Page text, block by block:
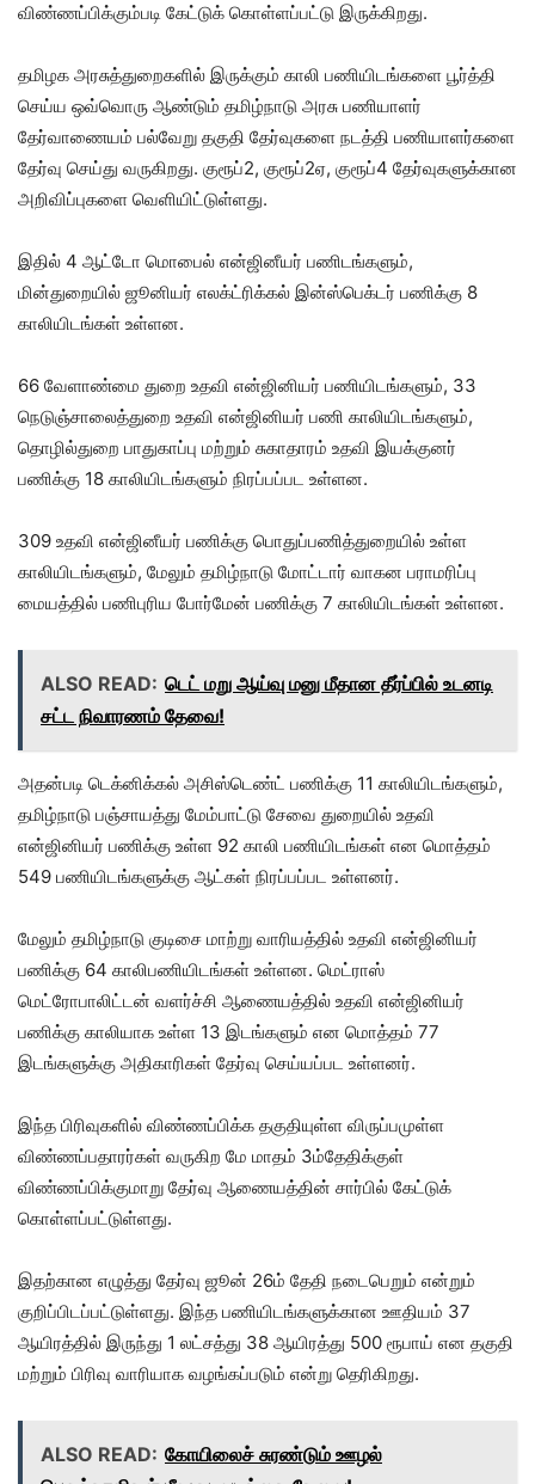
விண்ணப்பிக்கும்படி கேட்டுக் கொள்ளப்பட்டு இருக்கிறது.
தமிழக அரசுத்துறைகளில் இருக்கும் காலி பணியிடங்களை பூர்த்தி
செய்ய ஒவ்வொரு ஆண்டும் தமிழ்நாடு அரசு பணியாளர்
தேர்வாணையம் பல்வேறு தகுதி தேர்வுகளை நடத்தி பணியாளர்களை
தேர்வு செய்து வருகிறது. குரூப்2, குரூப்2ஏ, குரூப்4 தேர்வுகளுக்கான
அறிவிப்புகளை வெளியிட்டுள்ளது.
இதில் 4 ஆட்டோ மொபைல் என்ஜினீயர் பணிடங்களும்,
மின்துறையில் ஜூனியர் எலக்ட்ரிக்கல் இன்ஸ்பெக்டர் பணிக்கு 8
காலியிடங்கள் உள்ளன.
66 வேளாண்மை துறை உதவி என்ஜினியர் பணியிடங்களும், 33
நெடுஞ்சாலைத்துறை உதவி என்ஜினியர் பணி காலியிடங்களும்,
தொழில்துறை பாதுகாப்பு மற்றும் சுகாதாரம் உதவி இயக்குனர்
பணிக்கு 18 காலியிடங்களும் நிரப்பப்பட உள்ளன.
309 உதவி என்ஜினீயர் பணிக்கு பொதுப்பணித்துறையில் உள்ள
காலியிடங்களும், மேலும் தமிழ்நாடு மோட்டார் வாகன பராமரிப்பு
மையத்தில் பணிபுரிய போர்மேன் பணிக்கு 7 காலியிடங்கள் உள்ளன.
ALSO READ: டெட் மறு ஆய்வு மனு மீதான தீர்ப்பில் உடனடி
சட்ட நிவாரணம் தேவை!
அதன்படி டெக்னிக்கல் அசிஸ்டெண்ட் பணிக்கு 11 காலியிடங்களும்,
தமிழ்நாடு பஞ்சாயத்து மேம்பாட்டு சேவை துறையில் உதவி
என்ஜினியர் பணிக்கு உள்ள 92 காலி பணியிடங்கள் என மொத்தம்
549 பணியிடங்களுக்கு ஆட்கள் நிரப்பப்பட உள்ளனர்.
மேலும் தமிழ்நாடு குடிசை மாற்று வாரியத்தில் உதவி என்ஜினியர்
பணிக்கு 64 காலிபணியிடங்கள் உள்ளன. மெட்ராஸ்
மெட்ரோபாலிட்டன் வளர்ச்சி ஆணையத்தில் உதவி என்ஜினியர்
பணிக்கு காலியாக உள்ள 13 இடங்களும் என மொத்தம் 77
இடங்களுக்கு அதிகாரிகள் தேர்வு செய்யப்பட உள்ளனர்.
இந்த பிரிவுகளில் விண்ணப்பிக்க தகுதியுள்ள விருப்பமுள்ள
விண்ணப்பதாரர்கள் வருகிற மே மாதம் 3ம்தேதிக்குள்
விண்ணப்பிக்குமாறு தேர்வு ஆணையத்தின் சார்பில் கேட்டுக்
கொள்ளப்பட்டுள்ளது.
இதற்கான எழுத்து தேர்வு ஜூன் 26ம் தேதி நடைபெறும் என்றும்
குறிப்பிடப்பட்டுள்ளது. இந்த பணியிடங்களுக்கான ஊதியம் 37
ஆயிரத்தில் இருந்து 1 லட்சத்து 38 ஆயிரத்து 500 ரூபாய் என தகுதி
மற்றும் பிரிவு வாரியாக வழங்கப்படும் என்று தெரிகிறது.
ALSO READ: கோயிலைச் சுரண்டும் ஊழல்